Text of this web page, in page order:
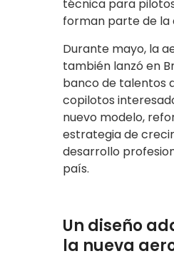
técnica para
forman parte de la
Durante mayo, la
también lanzó en
banco de talentos
copilotos
nuevo modelo,
estrategia de
desarrollo
país.
Un diseño
la nueva